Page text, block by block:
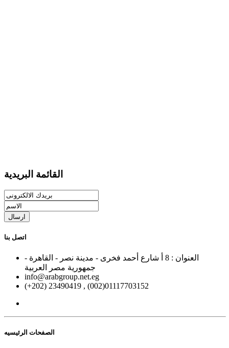
القائمة البريدية
ارسال
اتصل بنا
العنوان : 8 أ شارع أحمد فخرى - مدينة نصر - القاهرة -
جمهورية مصر العربية
info@arabgroup.net.eg
(+202) 23490419 , (002)01117703152
الصفحات الرئيسيه